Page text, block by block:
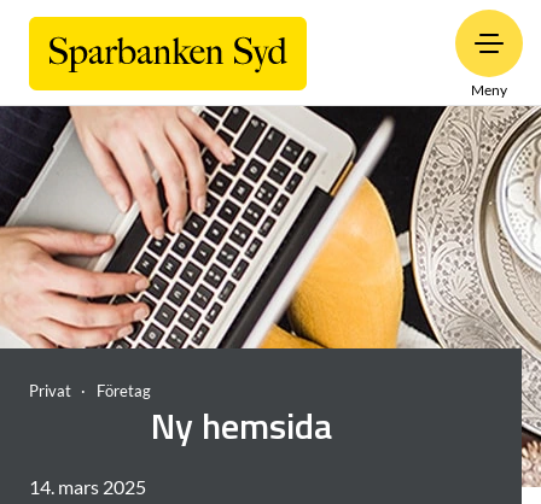
Meny
Privat Företag
Ny hemsida
14. mars 2025